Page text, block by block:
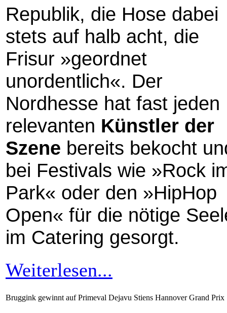
Republik, die Hose dabei
stets auf halb acht, die
Frisur »geordnet
unordentlich«. Der
Nordhesse hat fast jeden
relevanten Künstler der
Szene bereits bekocht
bei Festivals wie »Rock
Park« oder den »HipHop
Open« für die nötige
im Catering gesorgt.
Weiterlesen...
Bruggink gewinnt auf Primeval Dejavu Stiens Hannover Grand Prix